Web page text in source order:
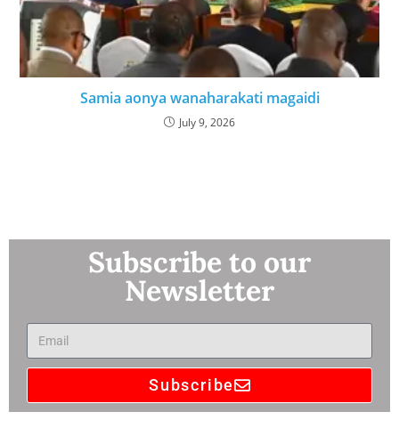
Samia aonya wanaharakati magaidi
July 9, 2026
Subscribe to our
Newsletter
Subscribe
A